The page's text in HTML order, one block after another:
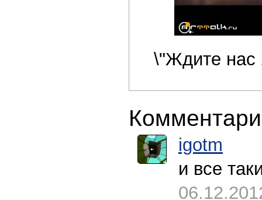
\"Ждите нас
igotm
и все